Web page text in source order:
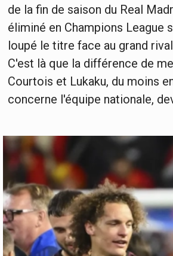
de la fin de saison du Real
éliminé en Champions League
loupé le titre face au grand
C'est là que la différence de
Courtois et Lukaku, du moins
concerne l'équipe nationale,